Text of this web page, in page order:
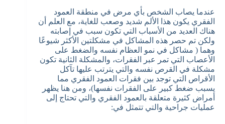
عندما يصاب الشخص بأي مرض في منطقة العمود
الفقري يكون هذا الألم شديد وصعب للغاية، مع العلم أن
هناك العديد من الأسباب التي تكون سبب في إصابته
ولكن تم حصر هذه المشاكل في مشكلتين الأكثر شيوعًا
وهما ( مشاكل في نمو العظام نفسه والضغط على
الأعصاب التي تمر عبر الفقرات، والمشكلة الثانية تكون
مشكلة في القرص نفسه والتي يترتب عليها تآكل
الأقراص التي توجد بين فقرات العمود الفقري مما
يسبب ضغط كبير على الفقرات نفسها)، ومن هنا يظهر
أمراض كثيرة متعلقة بالعمود الفقري والتي تحتاج إلى
عمليات جراحية والتي تتمثل في: